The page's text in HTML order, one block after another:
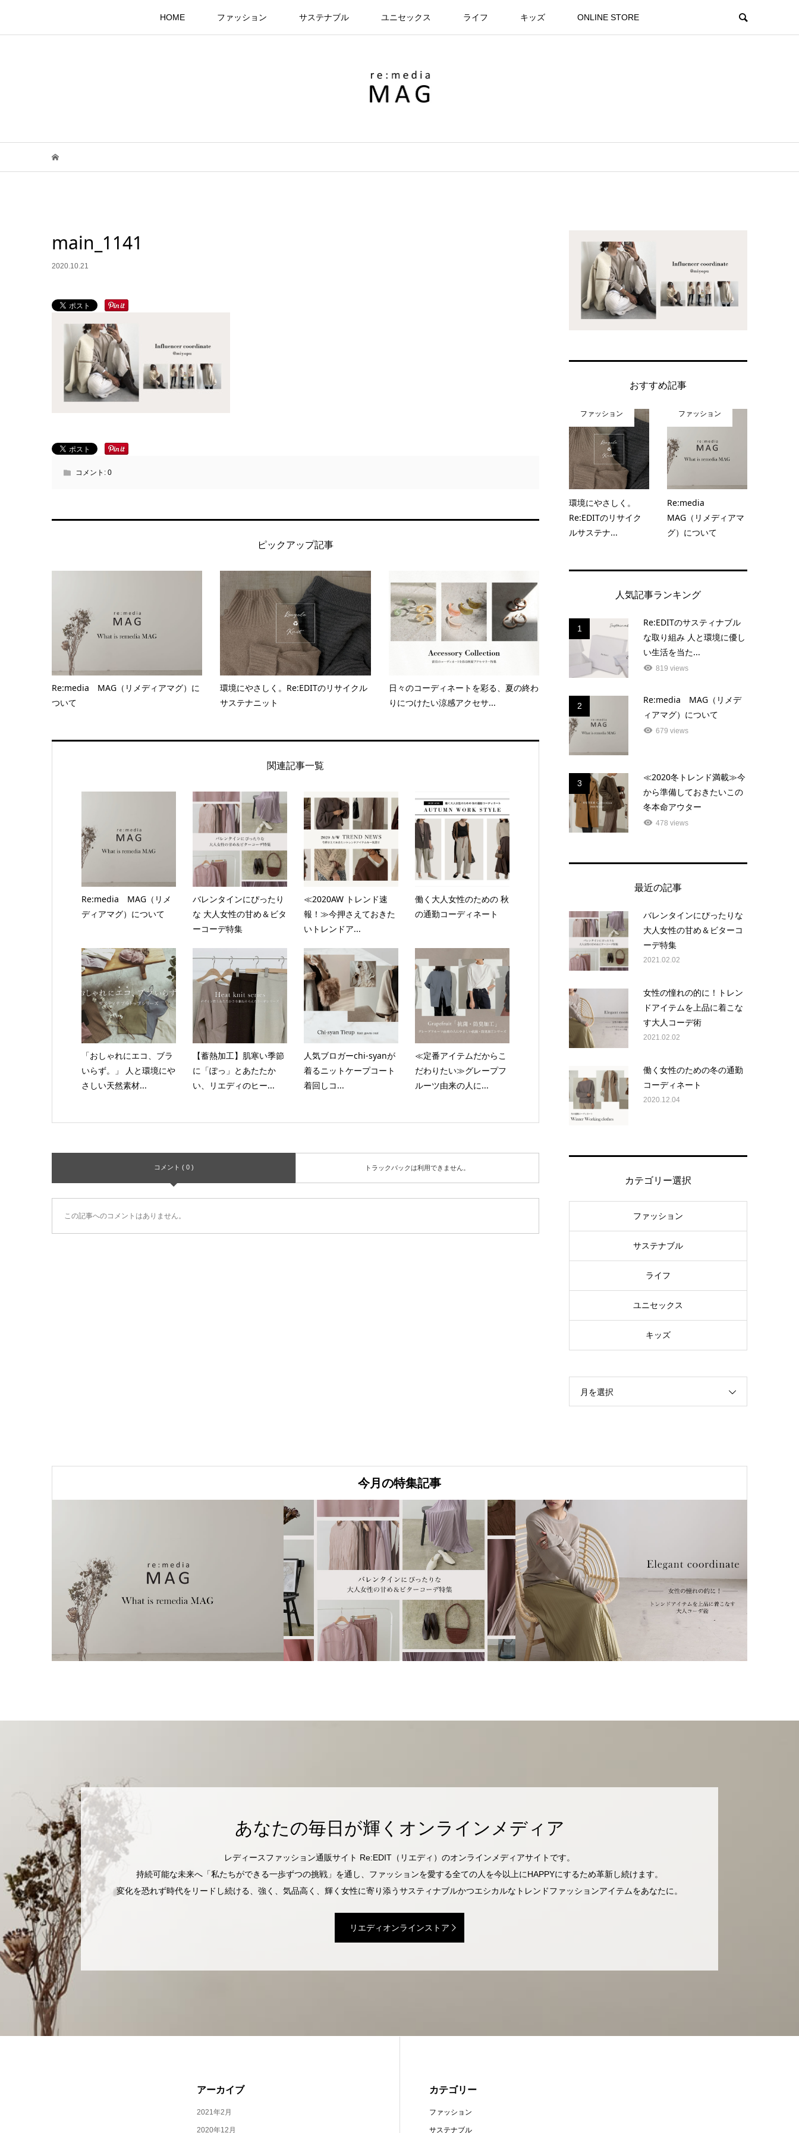
HOME ファッション サステナブル ユニセックス ライフ キッズ ONLINE STORE
main_1141
2020.10.21
コメント: 0
ピックアップ記事
Re:media MAG（リメディアマグ）に
ついて
環境にやさしく。Re:EDITのリサイクル
サステナニット
日々のコーディネートを彩る、夏の終わ
りにつけたい涼感アクセサ...
関連記事一覧
Re:media MAG（リメ
ディアマグ）について
バレンタインにぴったり
な 大人女性の甘め＆ビタ
ーコーデ特集
≪2020AW トレンド速
報！≫今押さえておきた
いトレンドア...
働く大人女性のための 秋
の通勤コーディネート
「おしゃれにエコ、ブラ
いらず。」 人と環境にや
さしい天然素材...
【蓄熱加工】肌寒い季節
に「ぽっ」とあたたか
い、リエディのヒー...
人気ブロガーchi-syanが
着るニットケープコート
着回しコ...
≪定番アイテムだからこ
だわりたい≫グレープフ
ルーツ由来の人に...
コメント ( 0 ) トラックバックは利用できません。
この記事へのコメントはありません。
おすすめ記事
ファッション
環境にやさしく。
Re:EDITのリサイク
ルサステナ...
ファッション
Re:media
MAG（リメディアマ
グ）について
人気記事ランキング
1
Re:EDITのサスティナブル
な取り組み 人と環境に優し
い生活を当た...
819 views
2
Re:media MAG（リメデ
ィアマグ）について
679 views
3
≪2020冬トレンド満載≫今
から準備しておきたいこの
冬本命アウター
478 views
最近の記事
バレンタインにぴったりな
大人女性の甘め＆ビターコ
ーデ特集
2021.02.02
女性の憧れの的に！トレン
ドアイテムを上品に着こな
す大人コーデ術
2021.02.02
働く女性のための冬の通勤
コーディネート
2020.12.04
カテゴリー選択
ファッション
サステナブル
ライフ
ユニセックス
キッズ
月を選択
今月の特集記事
あなたの毎日が輝くオンラインメディア
レディースファッション通販サイト Re:EDIT（リエディ）のオンラインメディアサイトです。
持続可能な未来へ「私たちができる一歩ずつの挑戦」を通し、ファッションを愛する全ての人を今以上にHAPPYにするため革新し続けます。
変化を恐れず時代をリードし続ける、強く、気品高く、輝く女性に寄り添うサスティナブルかつエシカルなトレンドファッションアイテムをあなたに。
リエディオンラインストア
アーカイブ
2021年2月
2020年12月
カテゴリー
ファッション
サステナブル